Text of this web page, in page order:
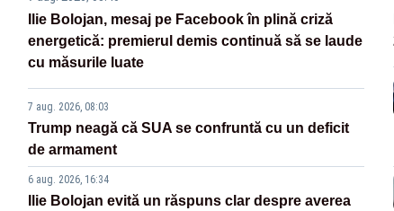
Ilie Bolojan, mesaj pe Facebook în plină criză
energetică: premierul demis continuă să se laude
cu măsurile luate
7 aug. 2026, 08:03
Trump neagă că SUA se confruntă cu un deficit
de armament
6 aug. 2026, 16:34
Ilie Bolojan evită un răspuns clar despre averea